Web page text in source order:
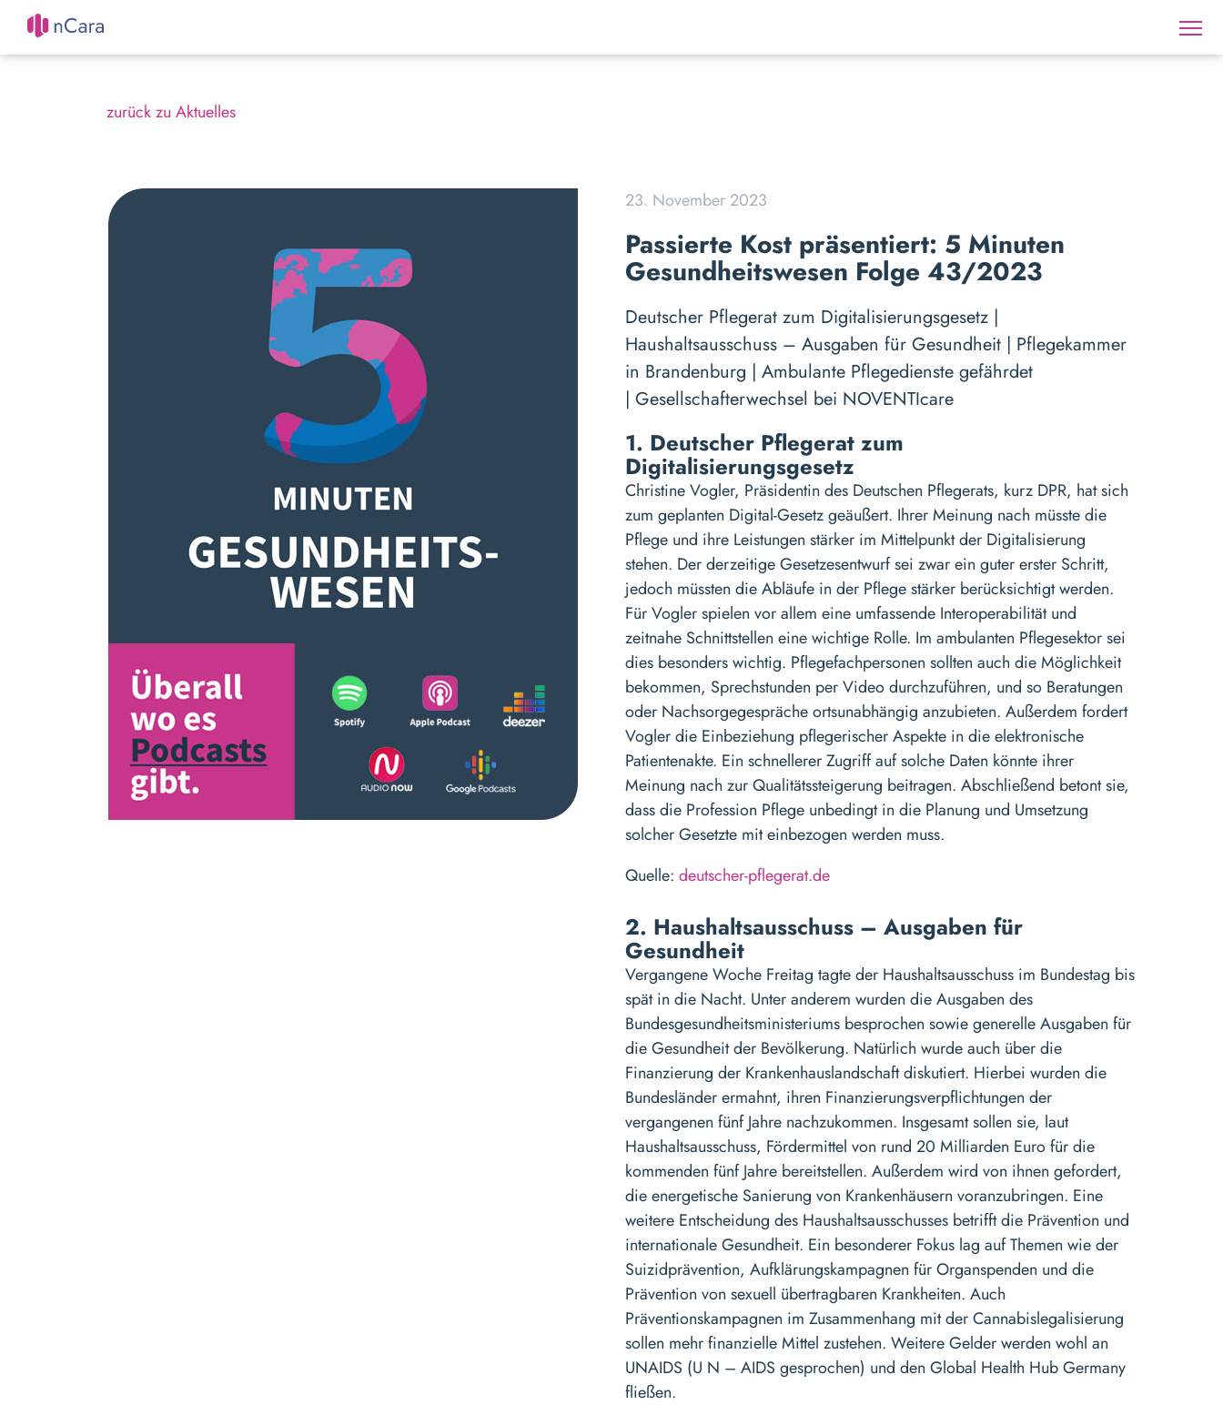
zurück zu Aktuelles
23. November 2023
Passierte Kost präsentiert: 5 Minuten
Gesundheitswesen Folge 43/2023
Deutscher Pflegerat zum Digitalisierungsgesetz |
Haushaltsausschuss – Ausgaben für Gesundheit | Pflegekammer
in Brandenburg | Ambulante Pflegedienste gefährdet
| Gesellschafterwechsel bei NOVENTIcare
1. Deutscher Pflegerat zum
Digitalisierungsgesetz
Christine Vogler, Präsidentin des Deutschen Pflegerats, kurz DPR, hat sich
zum geplanten Digital-Gesetz geäußert. Ihrer Meinung nach müsste die
Pflege und ihre Leistungen stärker im Mittelpunkt der Digitalisierung
stehen. Der derzeitige Gesetzesentwurf sei zwar ein guter erster Schritt,
jedoch müssten die Abläufe in der Pflege stärker berücksichtigt werden.
Für Vogler spielen vor allem eine umfassende Interoperabilität und
zeitnahe Schnittstellen eine wichtige Rolle. Im ambulanten Pflegesektor sei
dies besonders wichtig. Pflegefachpersonen sollten auch die Möglichkeit
bekommen, Sprechstunden per Video durchzuführen, und so Beratungen
oder Nachsorgegespräche ortsunabhängig anzubieten. Außerdem fordert
Vogler die Einbeziehung pflegerischer Aspekte in die elektronische
Patientenakte. Ein schnellerer Zugriff auf solche Daten könnte ihrer
Meinung nach zur Qualitätssteigerung beitragen. Abschließend betont sie,
dass die Profession Pflege unbedingt in die Planung und Umsetzung
solcher Gesetzte mit einbezogen werden muss.
Quelle: deutscher-pflegerat.de
2. Haushaltsausschuss – Ausgaben für
Gesundheit
Vergangene Woche Freitag tagte der Haushaltsausschuss im Bundestag bis
spät in die Nacht. Unter anderem wurden die Ausgaben des
Bundesgesundheitsministeriums besprochen sowie generelle Ausgaben für
die Gesundheit der Bevölkerung. Natürlich wurde auch über die
Finanzierung der Krankenhauslandschaft diskutiert. Hierbei wurden die
Bundesländer ermahnt, ihren Finanzierungsverpflichtungen der
vergangenen fünf Jahre nachzukommen. Insgesamt sollen sie, laut
Haushaltsausschuss, Fördermittel von rund 20 Milliarden Euro für die
kommenden fünf Jahre bereitstellen. Außerdem wird von ihnen gefordert,
die energetische Sanierung von Krankenhäusern voranzubringen. Eine
weitere Entscheidung des Haushaltsausschusses betrifft die Prävention und
internationale Gesundheit. Ein besonderer Fokus lag auf Themen wie der
Suizidprävention, Aufklärungskampagnen für Organspenden und die
Prävention von sexuell übertragbaren Krankheiten. Auch
Präventionskampagnen im Zusammenhang mit der Cannabislegalisierung
sollen mehr finanzielle Mittel zustehen. Weitere Gelder werden wohl an
UNAIDS (U N – AIDS gesprochen) und den Global Health Hub Germany
fließen.